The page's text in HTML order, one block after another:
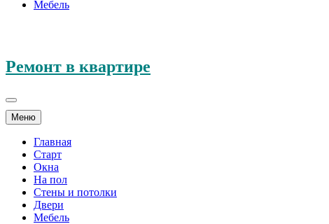
Мебель
Ремонт в квартире
Меню
Главная
Старт
Окна
На пол
Стены и потолки
Двери
Мебель